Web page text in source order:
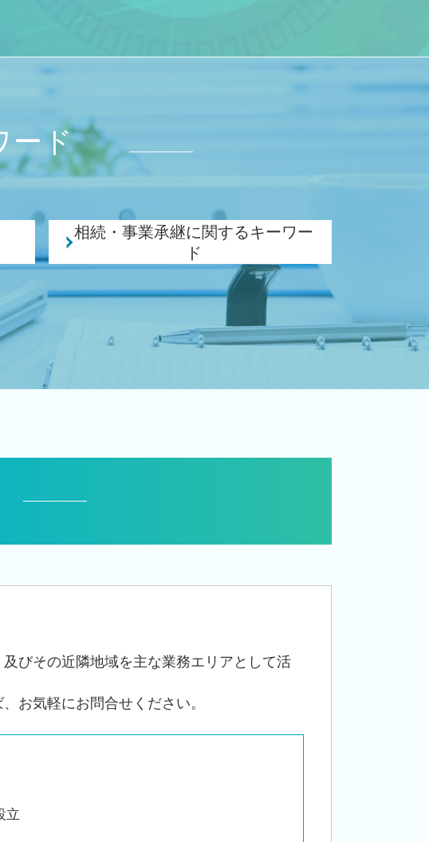
ード
相続・事業承継に関するキーワー
ド
事業承継税制 優遇
相続税 対策 アパート
事業承継 相続
遺産 贈与税
事業承継 相続税
株 相続税 対策
事業承継 法人
名義預金 贈与税
びその近隣地域を主な業務エリアとして活
お気軽にお問合せください。
立